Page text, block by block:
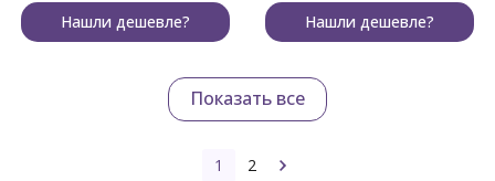
Нашли дешевле? Нашли дешевле?
Показать все
1 2